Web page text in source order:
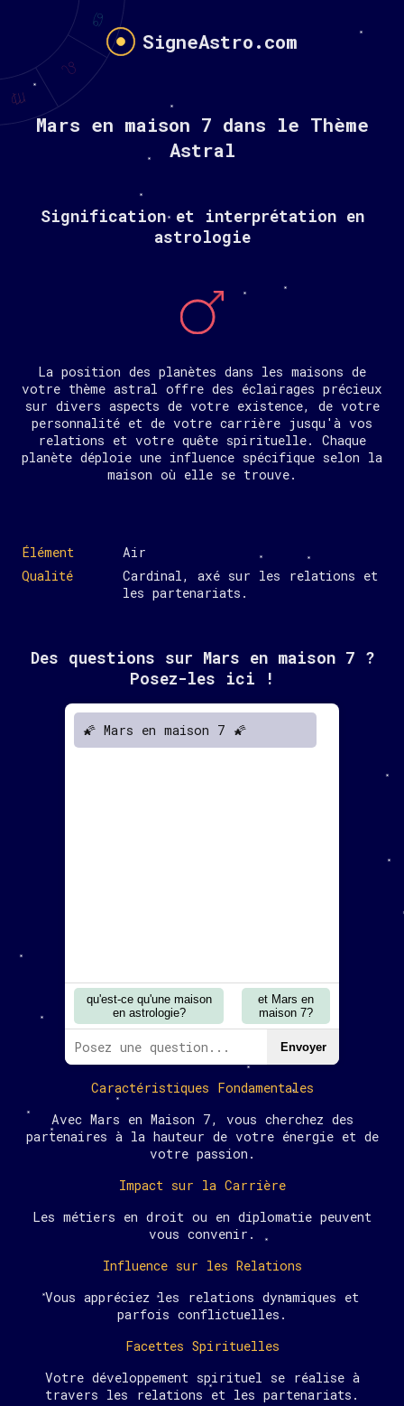
SigneAstro.com
Mars en maison 7 dans le Thème
Astral
Signification et interprétation en
astrologie
La position des planètes dans les maisons de
votre thème astral offre des éclairages précieux
sur divers aspects de votre existence, de votre
personnalité et de votre carrière jusqu'à vos
relations et votre quête spirituelle. Chaque
planète déploie une influence spécifique selon la
maison où elle se trouve.
Élément
Air
Qualité
Cardinal, axé sur les relations et
les partenariats.
Des questions sur Mars en maison 7 ?
Posez-les ici !
🌠 Mars en maison 7 🌠
qu'est-ce qu'une maison
en astrologie?
et Mars en
maison 7?
Envoyer
Caractéristiques Fondamentales
Avec Mars en Maison 7, vous cherchez des
partenaires à la hauteur de votre énergie et de
votre passion.
Impact sur la Carrière
Les métiers en droit ou en diplomatie peuvent
vous convenir.
Influence sur les Relations
Vous appréciez les relations dynamiques et
parfois conflictuelles.
Facettes Spirituelles
Votre développement spirituel se réalise à
travers les relations et les partenariats.